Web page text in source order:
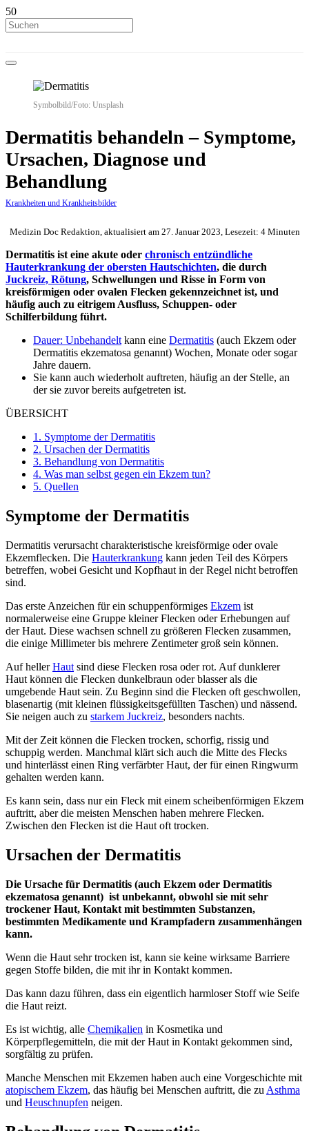
Symbolbild/Foto: Unsplash
Dermatitis behandeln – Symptome,
Ursachen, Diagnose und
Behandlung
Krankheiten und Krankheitsbilder
Medizin Doc Redaktion, aktualisiert am 27. Januar 2023, Lesezeit: 4 Minuten
Dermatitis ist eine akute oder chronisch entzündliche
Hauterkrankung der obersten Hautschichten, die durch
Juckreiz, Rötung, Schwellungen und Risse in Form von
kreisförmigen oder ovalen Flecken gekennzeichnet ist, und
häufig auch zu eitrigem Ausfluss, Schuppen- oder
Schilferbildung führt.
Dauer: Unbehandelt kann eine Dermatitis (auch Ekzem oder
Dermatitis ekzematosa genannt) Wochen, Monate oder sogar
Jahre dauern.
Sie kann auch wiederholt auftreten, häufig an der Stelle, an
der sie zuvor bereits aufgetreten ist.
ÜBERSICHT
1. Symptome der Dermatitis
2. Ursachen der Dermatitis
3. Behandlung von Dermatitis
4. Was man selbst gegen ein Ekzem tun?
5. Quellen
Symptome der Dermatitis
Dermatitis verursacht charakteristische kreisförmige oder ovale
Ekzemflecken. Die Hauterkrankung kann jeden Teil des Körpers
betreffen, wobei Gesicht und Kopfhaut in der Regel nicht betroffen
sind.
Das erste Anzeichen für ein schuppenförmiges Ekzem ist
normalerweise eine Gruppe kleiner Flecken oder Erhebungen auf
der Haut. Diese wachsen schnell zu größeren Flecken zusammen,
die einige Millimeter bis mehrere Zentimeter groß sein können.
Auf hellerHaut sind diese Flecken rosa oder rot. Auf dunklerer
Haut können die Flecken dunkelbraun oder blasser als die
umgebende Haut sein. Zu Beginn sind die Flecken oft geschwollen,
blasenartig (mit kleinen flüssigkeitsgefüllten Taschen) und nässend.
Sie neigen auch zu starkem Juckreiz, besonders nachts.
Mit der Zeit können die Flecken trocken, schorfig, rissig und
schuppig werden. Manchmal klärt sich auch die Mitte des Flecks
und hinterlässt einen Ring verfärbter Haut, der für einen Ringwurm
gehalten werden kann.
Es kann sein, dass nur ein Fleck mit einem scheibenförmigen Ekzem
auftritt, aber die meisten Menschen haben mehrere Flecken.
Zwischen den Flecken ist die Haut oft trocken.
Ursachen der Dermatitis
Die Ursache für Dermatitis (auch Ekzem oder Dermatitis
ekzematosa genannt) ist unbekannt, obwohl sie mit sehr
trockener Haut, Kontakt mit bestimmten Substanzen,
bestimmten Medikamente und Krampfadern zusammenhängen
kann.
Wenn die Haut sehr trocken ist, kann sie keine wirksame Barriere
gegen Stoffe bilden, die mit ihr in Kontakt kommen.
Das kann dazu führen, dass ein eigentlich harmloser Stoff wie Seife
die Haut reizt.
Es ist wichtig, alle Chemikalien in Kosmetika und
Körperpflegemitteln, die mit der Haut in Kontakt gekommen sind,
sorgfältig zu prüfen.
Manche Menschen mit Ekzemen haben auch eine Vorgeschichte mit
atopischem Ekzem, das häufig bei Menschen auftritt, die zu Asthma
und Heuschnupfen neigen.